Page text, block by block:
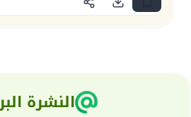
النشرة